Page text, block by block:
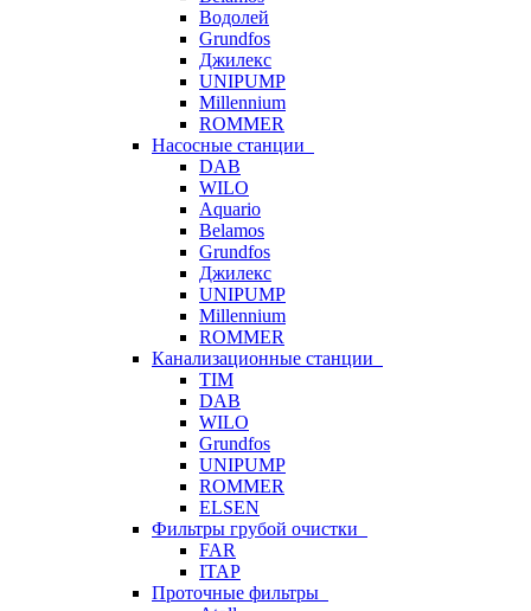
Водолей
Grundfos
Джилекс
UNIPUMP
Millennium
ROMMER
Насосные станции
DAB
WILO
Aquario
Belamos
Grundfos
Джилекс
UNIPUMP
Millennium
ROMMER
Канализационные станции
TIM
DAB
WILO
Grundfos
UNIPUMP
ROMMER
ELSEN
Фильтры грубой очистки
FAR
ITAP
Проточные фильтры